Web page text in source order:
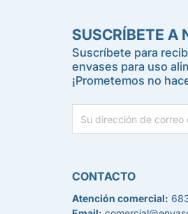
SUSCRÍBETE A
Suscríbete para
envases para uso
¡Prometemos no
CONTACTO
Atención comercial: